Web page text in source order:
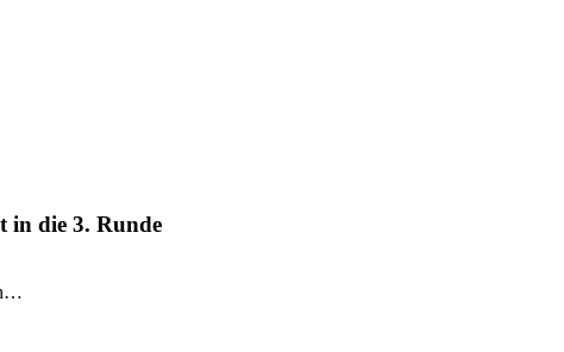
in die 3. Runde